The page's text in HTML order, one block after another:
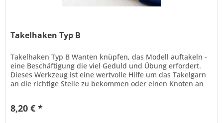
Takelhaken Typ B
Takelhaken Typ B Wanten knüpfen, das Modell auftakeln -
eine Beschäftigung die viel Geduld und Übung erfordert.
Dieses Werkzeug ist eine wertvolle Hilfe um das Takelgarn
an die richtige Stelle zu bekommen oder einen Knoten an
8,20 € *